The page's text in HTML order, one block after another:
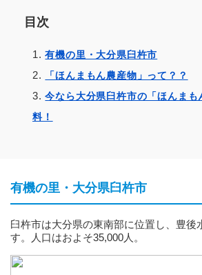
目次
有機の里・大分県臼杵市
「ほんまもん農産物」って？？
今なら大分県臼杵市の「ほんまも
料！
有機の里・大分県臼杵市
臼杵市は大分県の東南部に位置し、豊後
す。人口はおよそ35,000人。